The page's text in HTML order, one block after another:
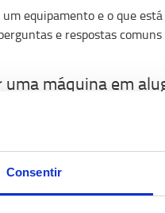
Consentir
equipamento e o que
e respostas
máquina em
recorre ao aluguer de
não